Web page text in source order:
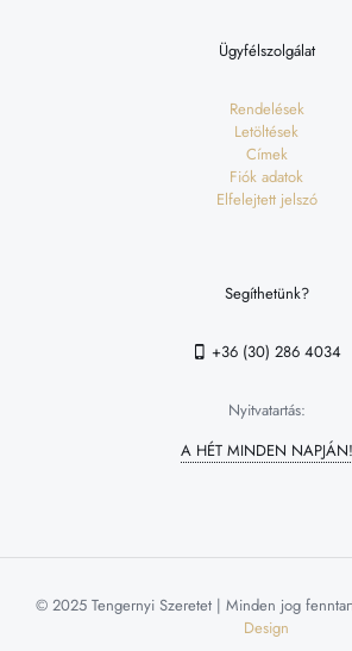
Ügyfélszolgálat
Rendelések
Letöltések
Címek
Fiók adatok
Elfelejtett jelszó
Segíthetünk?
+36 (30) 286 4034
Nyitvatartás:
A HÉT MINDEN NAPJÁN!
© 2025 Tengernyi Szeretet | Minden jog
Design